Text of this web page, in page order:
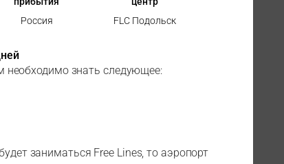
Россия
FLC Подольск
необходимо знать следующее:
заниматься Free Lines, то аэропорт